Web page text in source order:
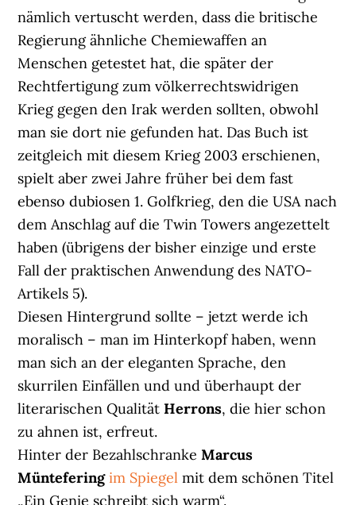
nämlich vertuscht werden, dass die britische
Regierung ähnliche Chemiewaffen an
Menschen getestet hat, die später der
Rechtfertigung zum völkerrechtswidrigen
Krieg gegen den Irak werden sollten, obwohl
man sie dort nie gefunden hat. Das Buch ist
zeitgleich mit diesem Krieg 2003 erschienen,
spielt aber zwei Jahre früher bei dem fast
ebenso dubiosen 1. Golfkrieg, den die USA nach
dem Anschlag auf die Twin Towers angezettelt
haben (übrigens der bisher einzige und erste
Fall der praktischen Anwendung des NATO-
Artikels 5).
Diesen Hintergrund sollte – jetzt werde ich
moralisch – man im Hinterkopf haben, wenn
man sich an der eleganten Sprache, den
skurrilen Einfällen und und überhaupt der
literarischen QualitätHerrons, die hier schon
zu ahnen ist, erfreut.
Hinter der BezahlschrankeMarcus
Müntefering im Spiegelmit dem schönen Titel
„Ein Genie schreibt sich warm“.